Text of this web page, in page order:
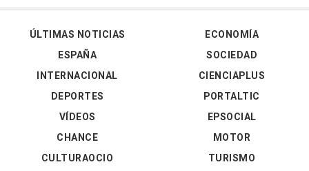
ÚLTIMAS NOTICIAS
ESPAÑA
INTERNACIONAL
DEPORTES
VÍDEOS
ECONOMÍA
SOCIEDAD
CIENCIAPLUS
PORTALTIC
EPSOCIAL
CHANCE
CULTURAOCIO
MOTOR
TURISMO